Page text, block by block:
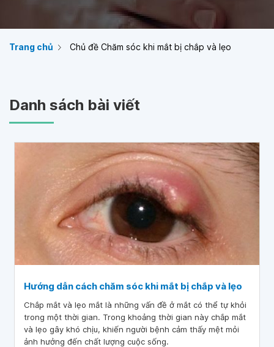
Trang chủ Chủ đề Chăm sóc khi mắt bị chắp và lẹo
Danh sách bài viết
Hướng dẫn cách chăm sóc khi mắt bị chắp và lẹo
Chắp mắt và lẹo mắt là những vấn đề ở mắt có thể tự khỏi
trong một thời gian. Trong khoảng thời gian này chắp mắt
và lẹo gây khó chịu, khiến người bệnh cảm thấy mệt mỏi
ảnh hưởng đến chất lượng cuộc sống.